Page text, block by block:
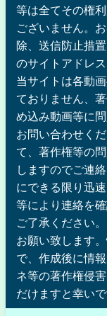
等は全てその権
ございません。
除、送信防止措
のサイトアドレ
当サイトは各動
ておりません、
め込み動画等に
お問い合わせく
て、著作権等の
しますのでご連
にできる限り迅
等により連絡を
ご了承ください
お願い致します
で、作成後に情
ネ等の著作権侵
だけますと幸いで